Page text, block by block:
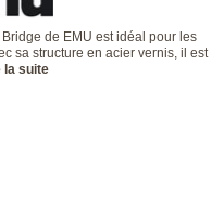
de EMU est idéal pour les
sa structure en acier vernis, il est
la suite